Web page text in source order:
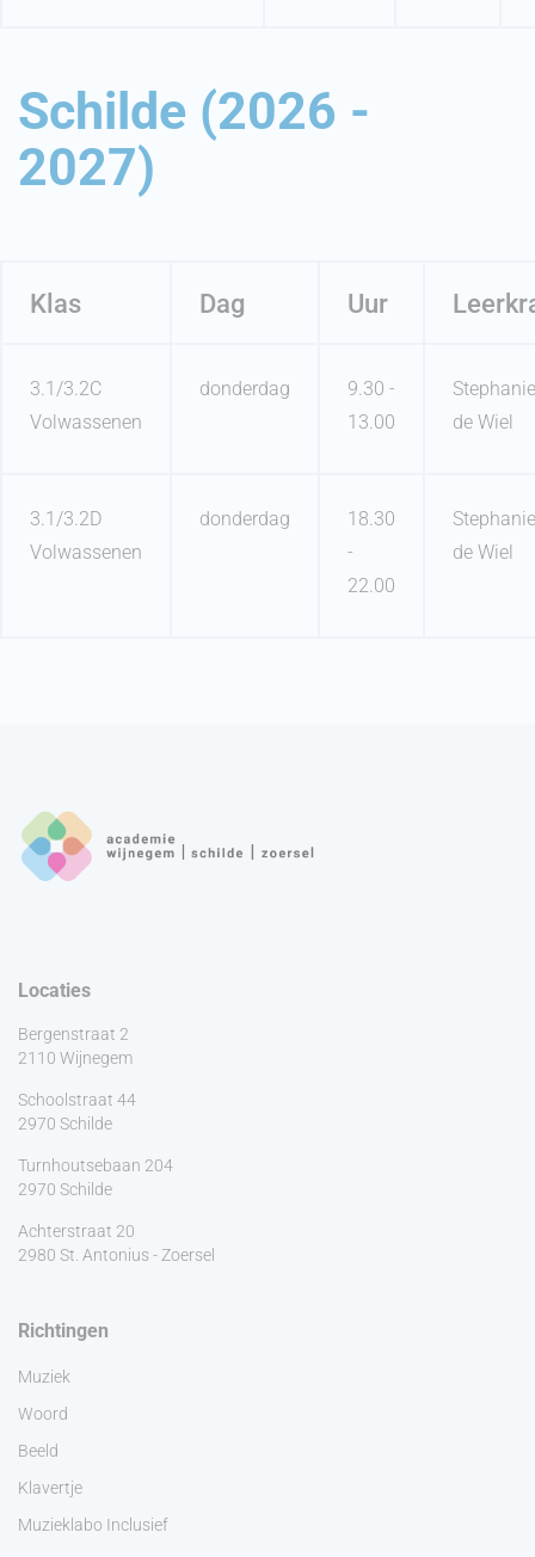
Schilde (2026 -
2027)
Klas Dag Uur
3.1/3.2C
Volwassenen
donderdag
9.30 -
13.00
de Wiel
3.1/3.2D
Volwassenen
donderdag
18.30
-
22.00
de Wiel
Locaties
Bergenstraat 2
2110 Wijnegem
Schoolstraat 44
2970 Schilde
Turnhoutsebaan 204
2970 Schilde
Achterstraat 20
2980 St. Antonius - Zoersel
Richtingen
Muziek
Woord
Beeld
Klavertje
Muzieklabo Inclusief